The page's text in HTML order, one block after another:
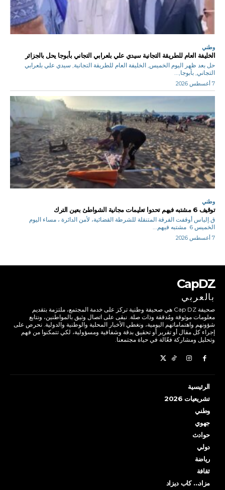
وطني
الخليفة العام للطريقة التجانية سيدي علي بلعرابي التجاني بأبوجا يحل بالجزائر
حل بعد ظهر اليوم الخميس, الخليفة العام للطريقة التجانية, سيدي علي بلعرابي
التجاني, بأبوجا,...
7 أغسطس 2026
وطني
توقيف 6 مشتبه فيهم تحدوا تعليمات مجانية الشواطئ بعين الترك
ق.إلياس أوقفت الفرقة المتنقلة للشرطة القضائية، لأمن الدائرة ، مساء اليوم
الخميس 6 مشتبه فيهم...
7 أغسطس 2026
CapDZ
بالعربي
صحيفة Cap DZ هي صحيفة وطنية تركز على خدمة المجتمع، ملتزمة بتقديم
معلومات موثوقة ومُدققة وذات صلة. نبقى على اتصال وثيق بالمواطنين، ونتابع
شؤونهم واهتماماتهم اليومية، ونغطي الأخبار المحلية والوطنية والدولية. نحرص على
إجراء كل مقال أو تقرير أو تحقيق بدقة وشفافية ومسؤولية، لكي تتمكنوا من فهم
وتحليل ومشاركة فعّالة في حياة مجتمعنا.
الرئيسية
تشريعيات 2026
وطني
جهوي
حوادث
دولي
رياضة
ثقافة
مزاد… كاب ديزاد